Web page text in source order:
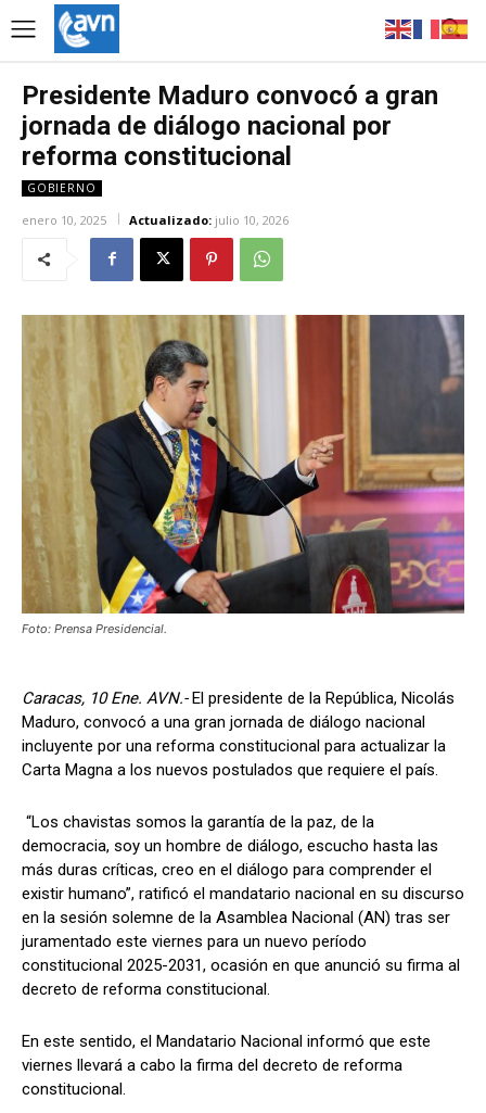
Presidente Maduro convocó a gran
jornada de diálogo nacional por
reforma constitucional
GOBIERNO
enero 10, 2025 Actualizado: julio 10, 2026
Foto: Prensa Presidencial.
Caracas, 10 Ene. AVN.-El presidente de la República, Nicolás
Maduro, convocó a una gran jornada de diálogo nacional
incluyente por una reforma constitucional para actualizar la
Carta Magna a los nuevos postulados que requiere el país.
“Los chavistas somos la garantía de la paz, de la
democracia, soy un hombre de diálogo, escucho hasta las
más duras críticas, creo en el diálogo para comprender el
existir humano”, ratificó el mandatario nacional en su discurso
en la sesión solemne de la Asamblea Nacional (AN) tras ser
juramentado este viernes para un nuevo período
constitucional 2025-2031, ocasión en que anunció su firma al
decreto de reforma constitucional.
En este sentido, el Mandatario Nacional informó que este
viernes llevará a cabo la firma del decreto de reforma
constitucional.